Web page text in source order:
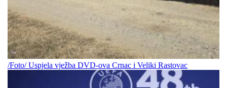
/Foto/ Uspjela vježba DVD-ova Crnac i Veliki Rastovac